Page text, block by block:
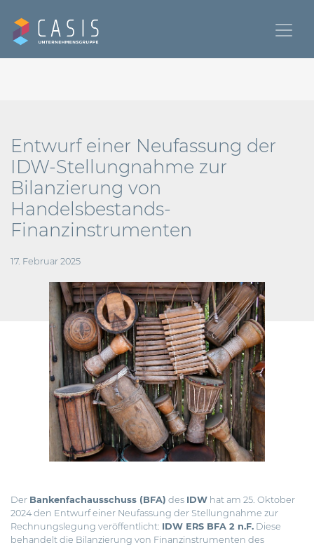
Entwurf einer Neufassung der
IDW-Stellungnahme zur
Bilanzierung von
Handelsbestands-
Finanzinstrumenten
17. Februar 2025
Der Bankenfachausschuss (BFA) des IDW hat am 25. Oktober
2024 den Entwurf einer Neufassung der Stellungnahme zur
Rechnungslegung veröffentlicht: IDW ERS BFA 2 n.F. Diese
behandelt die Bilanzierung von Finanzinstrumenten des